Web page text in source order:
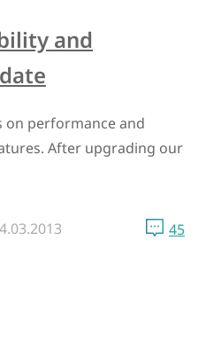
and
on performance and
After upgrading our
45